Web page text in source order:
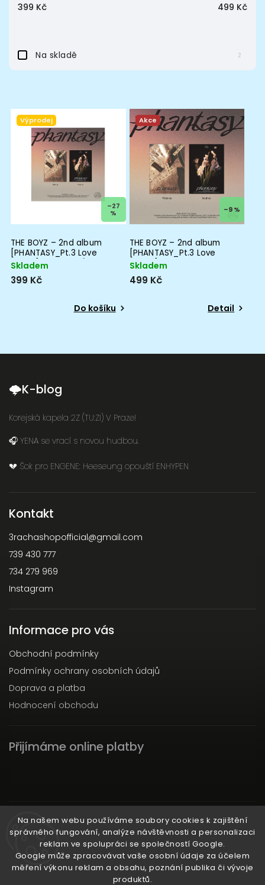
Na našem webu používáme soubory cookies k zajištění
správného fungování, analýze návštěvnosti a personalizaci
reklam ve spolupráci se společností Google.
Google může zpracovávat vaše osobní údaje za účelem
měření výkonu reklam a obsahu, poznání publika či vývoje
produktů.
Abecedně
399 Kč 499 Kč
Na skladě 2
Výprodej
–27
%
THE BOYZ – 2nd album
[PHANTASY_Pt.3 Love
Letter] ROZBALENÉ
Skladem
399 Kč
Do košíku
Akce
–9 %
THE BOYZ – 2nd album
[PHANTASY_Pt.3 Love
Letter]
Skladem
499 Kč
Detail
🌩K-blog
Korejská kapela 2Z (TU:ZI) V Praze!
🎧 YENA se vrací s novou hudbou.
💔 Šok pro ENGENE: Heeseung opouští ENHYPEN
Kontakt
3rachashopofficial@gmail.com
739 430 777
734 279 969
Instagram
Informace pro vás
Obchodní podmínky
Podmínky ochrany osobních údajů
Doprava a platba
Hodnocení obchodu
Přijímáme online platby
Instagram
Ať už ti nic neunikne!